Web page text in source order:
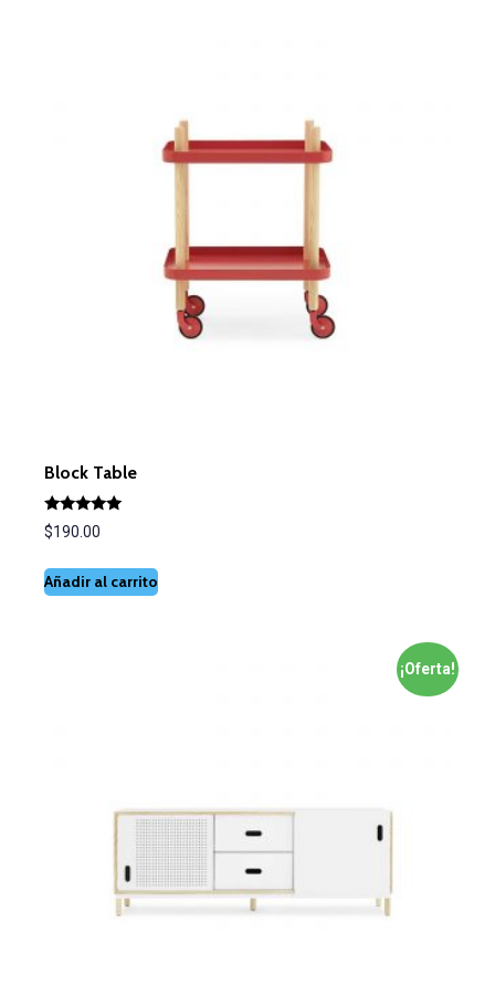
Block Table
Valorado
con
de 5
$190.00
Añadir al carrito
¡Oferta!